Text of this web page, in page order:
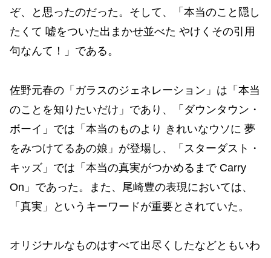
ぞ、と思ったのだった。そして、「本当のこと隠し
たくて 嘘をついた出まかせ並べた やけくその引用
句なんて！」である。
佐野元春の「ガラスのジェネレーション」は「本当
のことを知りたいだけ」であり、「ダウンタウン・
ボーイ」では「本当のものより きれいなウソに 夢
をみつけてるあの娘」が登場し、「スターダスト・
キッズ」では「本当の真実がつかめるまで Carry
On」であった。また、尾崎豊の表現においては、
「真実」というキーワードが重要とされていた。
オリジナルなものはすべて出尽くしたなどともいわ